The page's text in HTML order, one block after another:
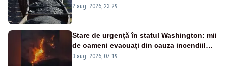
după starea de alertă
2 aug. 2026, 23:29
Stare de urgență în statul Washington: mii
de oameni evacuați din cauza incendiilor
puternice de vegetație
3 aug. 2026, 07:19